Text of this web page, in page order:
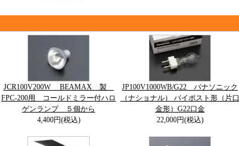
JCR100V200W BEAMAX 製
FPC-200用 コールドミラー付ハロ
ゲンランプ ５個から
4,400円(税込)
JP100V1000WB/G22 パナソニック
（ナショナル） バイポスト形（片口
金形）G22口金
22,000円(税込)